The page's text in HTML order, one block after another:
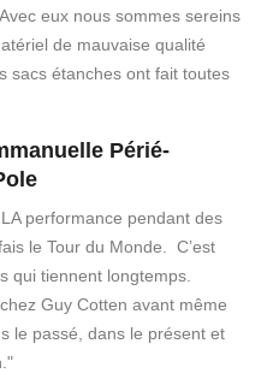
eux nous sommes sereins
de mauvaise qualité
sacs étanches ont fait toutes
Périé-
performance pendant des
le Tour du Monde. C’est
qui tiennent longtemps.
Guy Cotten avant même
le passé, dans le présent et